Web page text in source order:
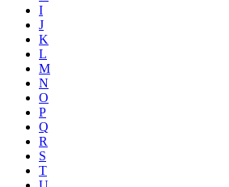
I
J
K
L
M
N
O
P
Q
R
S
T